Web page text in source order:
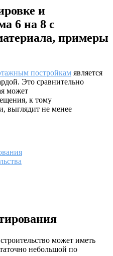
и
6 на 8 с
примеры
постройкам является
Это сравнительно
может
к тому
выглядит не менее
может иметь
небольшой по